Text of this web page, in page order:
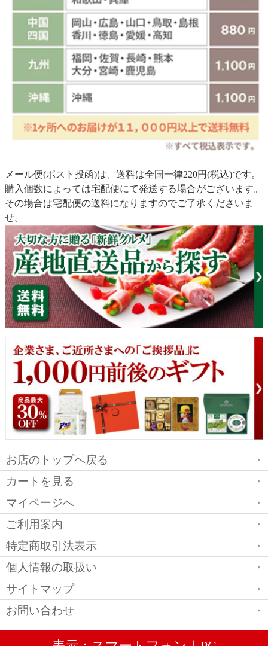
メール便(ポスト投函)は、送料は全国一律220円(税込)です。
購入個数によっては宅配便にて発送する場合がございます。
その場合は宅配便の送料になりますのでご了承くださいま
せ。
お店のトップへ戻る
カートを見る
マイページへ
ご利用案内
特定商取引法表示
個人情報の取扱い
サイトマップ
お問い合わせ